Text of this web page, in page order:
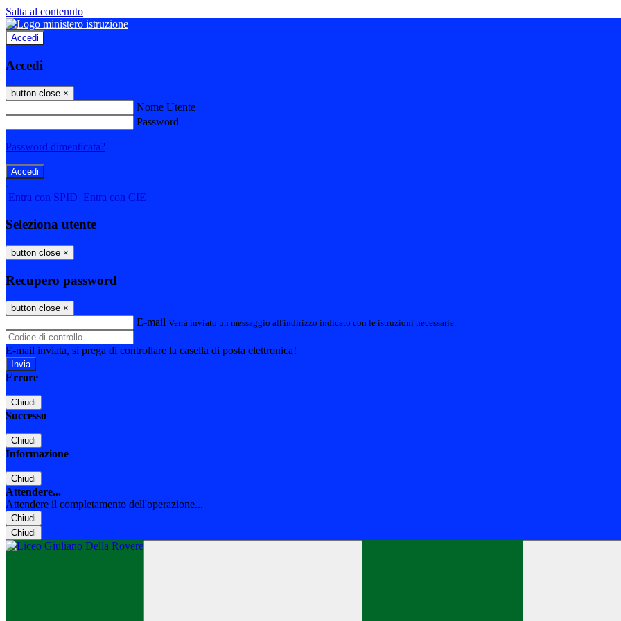
Salta al contenuto
Accedi
Accedi
button close ×
Nome Utente
Password
Password dimenticata?
-
Entra con SPID Entra con CIE
Seleziona utente
button close ×
Recupero password
button close ×
E-mail Verrà inviato un messaggio all'indirizzo indicato con le istruzioni necessarie.
E-mail inviata, si prega di controllare la casella di posta elettronica!
Errore
Chiudi
Successo
Chiudi
Informazione
Chiudi
Attendere...
Attendere il completamento dell'operazione...
Chiudi
Chiudi